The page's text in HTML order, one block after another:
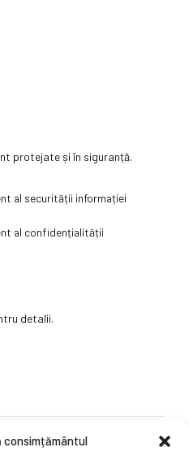
consimțământul
protejate și în siguranță.
al securității informației
al confidențialității
detalii.